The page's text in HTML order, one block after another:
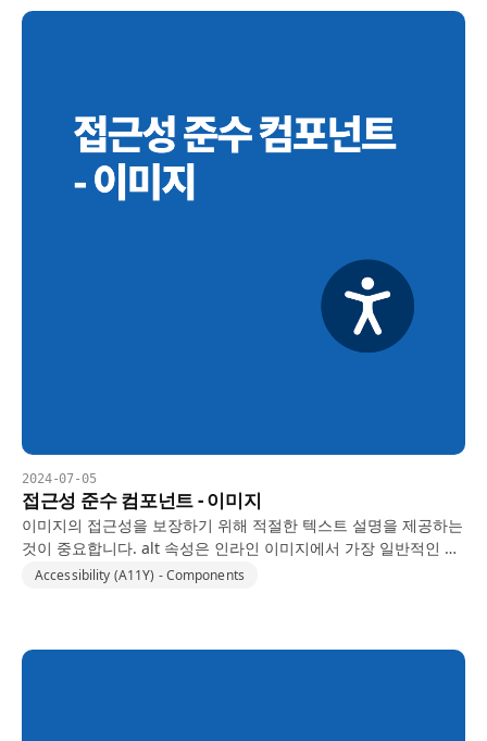
2024-07-05
접근성 준수 컴포넌트 - 이미지
이미지의 접근성을 보장하기 위해 적절한 텍스트 설명을 제공하는
것이 중요합니다. alt 속성은 인라인 이미지에서 가장 일반적인 방
법이지만, CSS 배경 이미지와 같은 다양한 유형의 이미지를 처리
Accessibility (A11Y) - Components